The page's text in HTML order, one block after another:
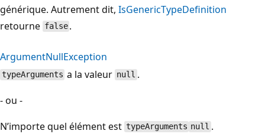
générique. Autrement dit, IsGenericTypeDefinition
retourne false .
ArgumentNullException
typeArguments a la valeur null .
- ou -
N’importe quel élément est typeArguments null .